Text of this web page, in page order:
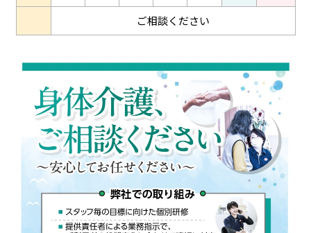
ご相談ください